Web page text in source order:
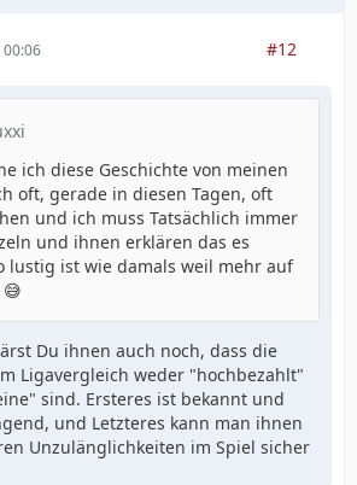
#12
ich diese Geschichte von meinen
oft, gerade in diesen Tagen, oft
und ich muss Tatsächlich immer
und ihnen erklären das es
lustig ist wie damals weil mehr auf
Du ihnen auch noch, dass die
Ligavergleich weder "hochbezahlt"
sind. Ersteres ist bekannt und
und Letzteres kann man ihnen
Unzulänglichkeiten im Spiel sicher